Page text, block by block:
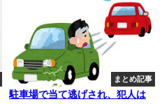
まとめ記事
駐車場で当て逃げされ、犯人は